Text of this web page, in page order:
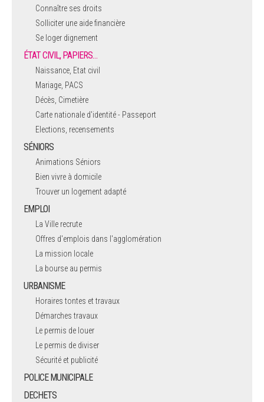
Connaître ses droits
Solliciter une aide financière
Se loger dignement
ÉTAT CIVIL, PAPIERS…
Naissance, Etat civil
Mariage, PACS
Décès, Cimetière
Carte nationale d'identité - Passeport
Elections, recensements
SÉNIORS
Animations Séniors
Bien vivre à domicile
Trouver un logement adapté
EMPLOI
La Ville recrute
Offres d'emplois dans l'agglomération
La mission locale
La bourse au permis
URBANISME
Horaires tontes et travaux
Démarches travaux
Le permis de louer
Le permis de diviser
Sécurité et publicité
POLICE MUNICIPALE
DECHETS